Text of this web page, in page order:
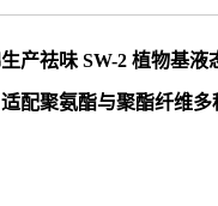
产祛味 SW-2 植物基
配聚氨酯与聚酯纤维多